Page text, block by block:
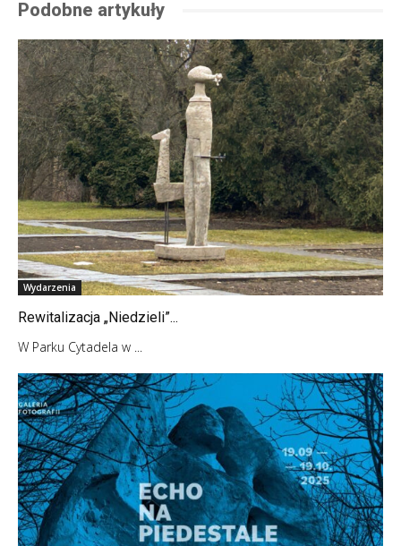
Podobne artykuły
Wydarzenia
Rewitalizacja „Niedzieli”...
W Parku Cytadela w ...